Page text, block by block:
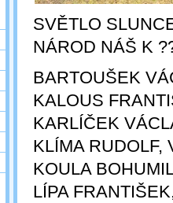
SVĚTLO
NÁROD NÁŠ K
BARTOUŠEK
KALOUS
KARLÍČEK
KLÍMA RUDOLF,
KOULA
LÍPA